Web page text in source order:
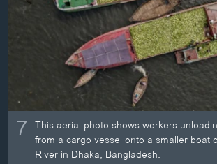
7 This aerial photo shows workers
from a cargo vessel onto a smaller boat
River in Dhaka, Bangladesh.